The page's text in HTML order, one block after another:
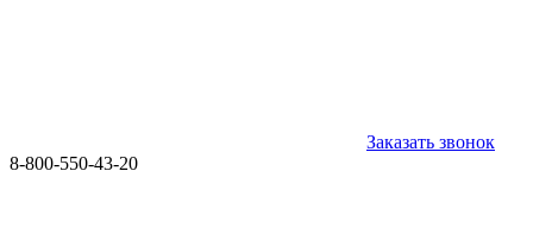
Заказать звонок
8-800-550-43-20